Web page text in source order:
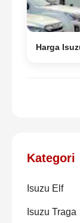
Harga
Kategori
Isuzu Elf
Isuzu Traga